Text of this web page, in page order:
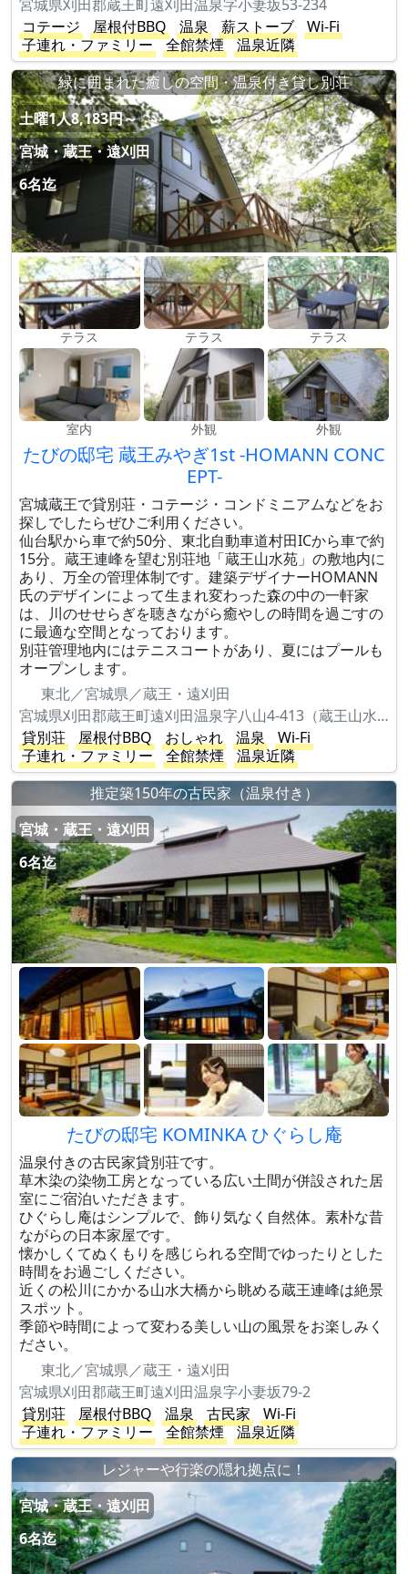
宮城県刈田郡蔵王町遠刈田温泉字小妻坂53-234
コテージ
屋根付BBQ 温泉 薪ストーブ
Wi-Fi
子連れ・ファミリー
全館禁煙
温泉近隣
緑に囲まれた癒しの空間・温泉付き貸し別荘
土曜1人8,183円～
宮城・蔵王・遠刈田
6名迄
テラス テラス テラス
室内 外観 外観
たびの邸宅 蔵王みやぎ1st -HOMANN CONC
EPT-
宮城蔵王で貸別荘・コテージ・コンドミニアムなどをお
探しでしたらぜひご利用ください。
仙台駅から車で約50分、東北自動車道村田ICから車で約
15分。蔵王連峰を望む別荘地「蔵王山水苑」の敷地内に
あり、万全の管理体制です。建築デザイナーHOMANN
氏のデザインによって生まれ変わった森の中の一軒家
は、川のせせらぎを聴きながら癒やしの時間を過ごすの
に最適な空間となっております。
別荘管理地内にはテニスコートがあり、夏にはプールも
オープンします。
東北／宮城県／蔵王・遠刈田
宮城県刈田郡蔵王町遠刈田温泉字八山4-413（蔵王山水苑内）
貸別荘
屋根付BBQ おしゃれ 温泉
Wi-Fi
子連れ・ファミリー
全館禁煙
温泉近隣
推定築150年の古民家（温泉付き）
宮城・蔵王・遠刈田
6名迄
たびの邸宅 KOMINKA ひぐらし庵
温泉付きの古民家貸別荘です。
草木染の染物工房となっている広い土間が併設された居
室にご宿泊いただきます。
ひぐらし庵はシンプルで、飾り気なく自然体。素朴な昔
ながらの日本家屋です。
懐かしくてぬくもりを感じられる空間でゆったりとした
時間をお過ごしください。
近くの松川にかかる山水大橋から眺める蔵王連峰は絶景
スポット。
季節や時間によって変わる美しい山の風景をお楽しみく
ださい。
東北／宮城県／蔵王・遠刈田
宮城県刈田郡蔵王町遠刈田温泉字小妻坂79-2
貸別荘
屋根付BBQ 温泉 古民家
Wi-Fi
子連れ・ファミリー
全館禁煙
温泉近隣
レジャーや行楽の隠れ拠点に！
宮城・蔵王・遠刈田
6名迄